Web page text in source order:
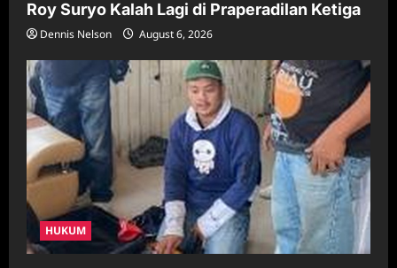
Roy Suryo Kalah Lagi di Praperadilan Ketiga
Dennis Nelson August 6, 2026
HUKUM